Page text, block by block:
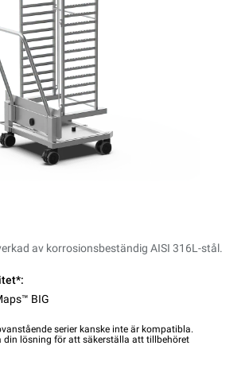
av korrosionsbeständig AISI 316L-stål.
BIG
serier kanske inte är kompatibla.
din lösning för att säkerställa att tillbehöret